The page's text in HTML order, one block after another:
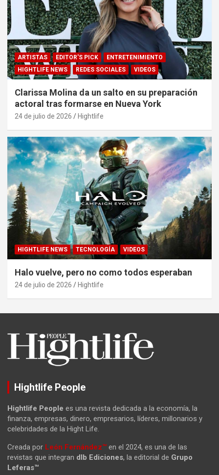
ARTISTAS EDITOR'S PICK
ENTRETENIMIENTO
HIGHTLIFE NEWS
REDES SOCIALES VIDEOS
Clarissa Molina da un salto en su preparación
actoral tras formarse en Nueva York
24 de julio de 2026 Hightlife
HIGHTLIFE NEWS TECNOLOGÍA VIDEOS
Halo vuelve, pero no como todos esperaban
24 de julio de 2026 Hightlife
Hightlife People
Hightlife People es una revista dedicada a la economía, la
finanza, empresas, dinero, empresarios, líderes, millonarios y
celebridades de la Hight Life.
Creada por León Fernández™ en el 2024, es una de las
revistas que integran dlb Ediciones, la editorial de Grupo
Leferas™